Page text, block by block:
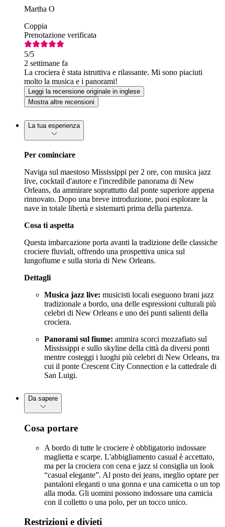
Martha O
Coppia
Prenotazione verificata
5/5
2 settimane fa
La crociera è stata istruttiva e rilassante. Mi sono piaciuti
molto la musica e i panorami!
Leggi la recensione originale in inglese
Mostra altre recensioni
La tua esperienza
Per cominciare
Naviga sul maestoso Mississippi per 2 ore, con musica jazz
live, cocktail d'autore e l'incredibile panorama di New
Orleans, da ammirare soprattutto dal ponte superiore appena
rinnovato. Dopo una breve introduzione, puoi esplorare la
nave in totale libertà e sistemarti prima della partenza.
Cosa ti aspetta
Questa imbarcazione porta avanti la tradizione delle classiche
crociere fluviali, offrendo una prospettiva unica sul
lungofiume e sulla storia di New Orleans.
Dettagli
Musica jazz live: musicisti locali eseguono brani jazz
tradizionale a bordo, una delle espressioni culturali più
celebri di New Orleans e uno dei punti salienti della
crociera.
Panorami sul fiume: ammira scorci mozzafiato sul
Mississippi e sullo skyline della città da diversi ponti
mentre costeggi i luoghi più celebri di New Orleans, tra
cui il ponte Crescent City Connection e la cattedrale di
San Luigi.
Da sapere
Cosa portare
A bordo di tutte le crociere è obbligatorio indossare
maglietta e scarpe. L'abbigliamento casual è accettato,
ma per la crociera con cena e jazz si consiglia un look
“casual elegante”. Al posto dei jeans, meglio optare per
pantaloni eleganti o una gonna e una camicetta o un top
alla moda. Gli uomini possono indossare una camicia
con il colletto o una polo, per un tocco unico.
Restrizioni e divieti